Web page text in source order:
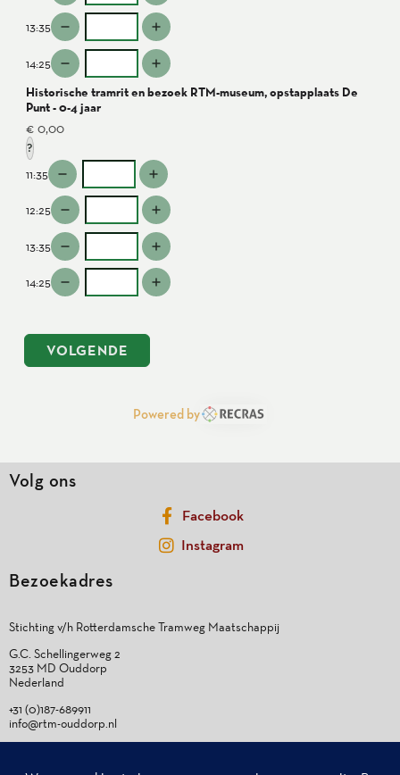
13:35
14:25
Historische tramrit en bezoek RTM-museum, opstapplaats De
Punt - 0-4 jaar
€ 0,00
?
11:35
12:25
13:35
14:25
VOLGENDE
Powered by
Volg ons
Facebook
Instagram
Bezoekadres
Stichting v/h Rotterdamsche Tramweg Maatschappij
G.C. Schellingerweg 2
3253 MD Ouddorp
Nederland
+31 (0)187-689911
info@rtm-ouddorp.nl